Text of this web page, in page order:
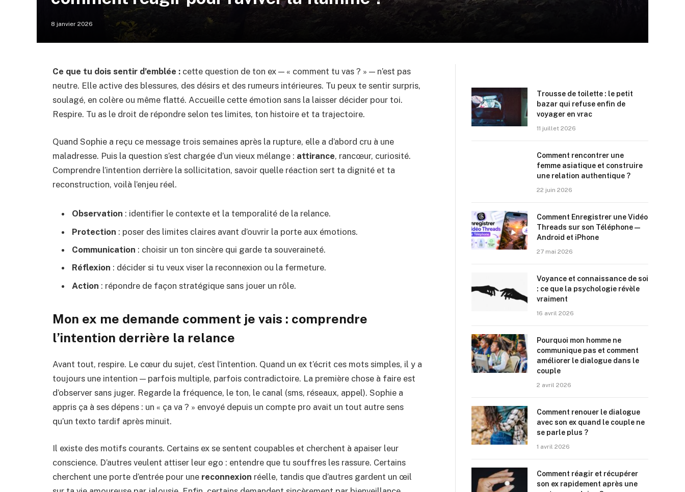
8 janvier 2026
Ce que tu dois sentir d’emblée : cette question de ton ex — « comment tu vas ? » — n’est pas
neutre. Elle active des blessures, des désirs et des rumeurs intérieures. Tu peux te sentir surpris,
soulagé, en colère ou même flatté. Accueille cette émotion sans la laisser décider pour toi.
Respire. Tu as le droit de répondre selon tes limites, ton histoire et ta trajectoire.
Quand Sophie a reçu ce message trois semaines après la rupture, elle a d’abord cru à une
maladresse. Puis la question s’est chargée d’un vieux mélange : attirance, rancœur, curiosité.
Comprendre l’intention derrière la sollicitation, savoir quelle réaction sert ta dignité et ta
reconstruction, voilà l’enjeu réel.
Observation : identifier le contexte et la temporalité de la relance.
Protection : poser des limites claires avant d’ouvrir la porte aux émotions.
Communication : choisir un ton sincère qui garde ta souveraineté.
Réflexion : décider si tu veux viser la reconnexion ou la fermeture.
Action : répondre de façon stratégique sans jouer un rôle.
Mon ex me demande comment je vais : comprendre
l’intention derrière la relance
Avant tout, respire. Le cœur du sujet, c’est l’intention. Quand un ex t’écrit ces mots simples, il y a
toujours une intention — parfois multiple, parfois contradictoire. La première chose à faire est
d’observer sans juger. Regarde la fréquence, le ton, le canal (sms, réseaux, appel). Sophie a
appris ça à ses dépens : un « ça va ? » envoyé depuis un compte pro avait un tout autre sens
qu’un texto tardif après minuit.
Il existe des motifs courants. Certains ex se sentent coupables et cherchent à apaiser leur
conscience. D’autres veulent attiser leur ego : entendre que tu souffres les rassure. Certains
cherchent une porte d’entrée pour une reconnexion réelle, tandis que d’autres gardent un œil
Trousse de toilette : le petit
bazar qui refuse enfin de
voyager en vrac
11 juillet 2026
Comment rencontrer une
femme asiatique et construire
une relation authentique ?
22 juin 2026
Comment Enregistrer une Vidéo
Threads sur son Téléphone —
Android et iPhone
27 mai 2026
Voyance et connaissance de soi
: ce que la psychologie révèle
vraiment
16 avril 2026
Pourquoi mon homme ne
communique pas et comment
améliorer le dialogue dans le
couple
2 avril 2026
Comment renouer le dialogue
avec son ex quand le couple ne
se parle plus ?
1 avril 2026
Comment réagir et récupérer
son ex rapidement après une